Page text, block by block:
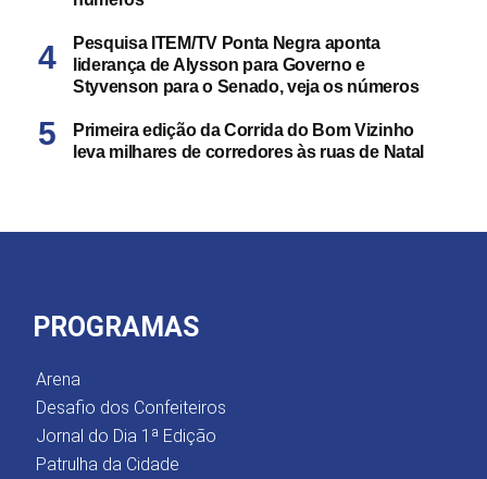
Pesquisa ITEM/TV Ponta Negra aponta
liderança de Alysson para Governo e
Styvenson para o Senado, veja os números
Primeira edição da Corrida do Bom Vizinho
leva milhares de corredores às ruas de Natal
PROGRAMAS
Arena
Desafio dos Confeiteiros
Jornal do Dia 1ª Edição
Patrulha da Cidade